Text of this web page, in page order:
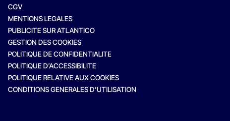
CGV
MENTIONS LEGALES
PUBLICITE SUR ATLANTICO
GESTION DES COOKIES
POLITIQUE DE CONFIDENTIALITE
POLITIQUE D’ACCESSIBILITE
POLITIQUE RELATIVE AUX COOKIES
CONDITIONS GENERALES D’UTILISATION